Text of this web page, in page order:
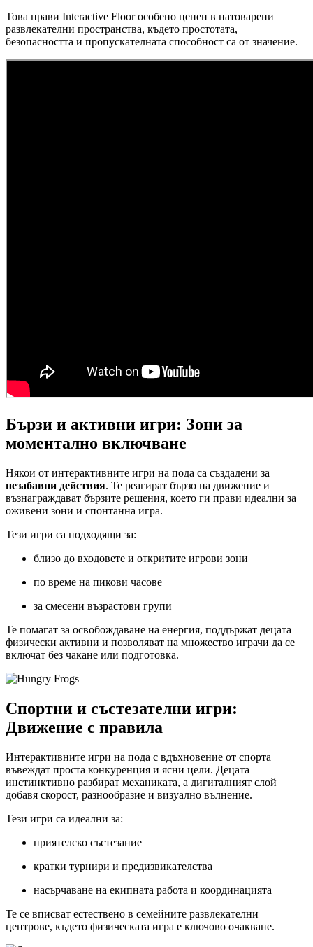
Това прави Interactive Floor особено ценен в натоварени
развлекателни пространства, където простотата,
безопасността и пропускателната способност са от значение.
Бързи и активни игри: Зони за
моментално включване
Някои от интерактивните игри на пода са създадени за
незабавни действия. Те реагират бързо на движение и
възнаграждават бързите решения, което ги прави идеални за
оживени зони и спонтанна игра.
Тези игри са подходящи за:
близо до входовете и откритите игрови зони
по време на пикови часове
за смесени възрастови групи
Те помагат за освобождаване на енергия, поддържат децата
физически активни и позволяват на множество играчи да се
включат без чакане или подготовка.
Спортни и състезателни игри:
Движение с правила
Интерактивните игри на пода с вдъхновение от спорта
въвеждат проста конкуренция и ясни цели. Децата
инстинктивно разбират механиката, а дигиталният слой
добавя скорост, разнообразие и визуално вълнение.
Тези игри са идеални за:
приятелско състезание
кратки турнири и предизвикателства
насърчаване на екипната работа и координацията
Те се вписват естествено в семейните развлекателни
центрове, където физическата игра е ключово очакване.